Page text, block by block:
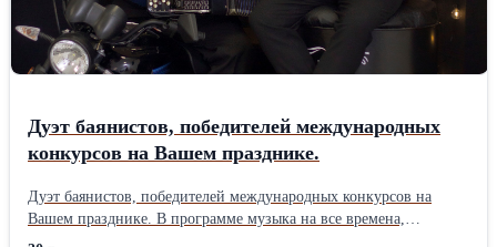
Дуэт баянистов, победителей международных
конкурсов на Вашем празднике.
Дуэт баянистов, победителей международных конкурсов на
Вашем празднике. В программе музыка на все времена,
залихватские народные мелодии,шлягеры классической